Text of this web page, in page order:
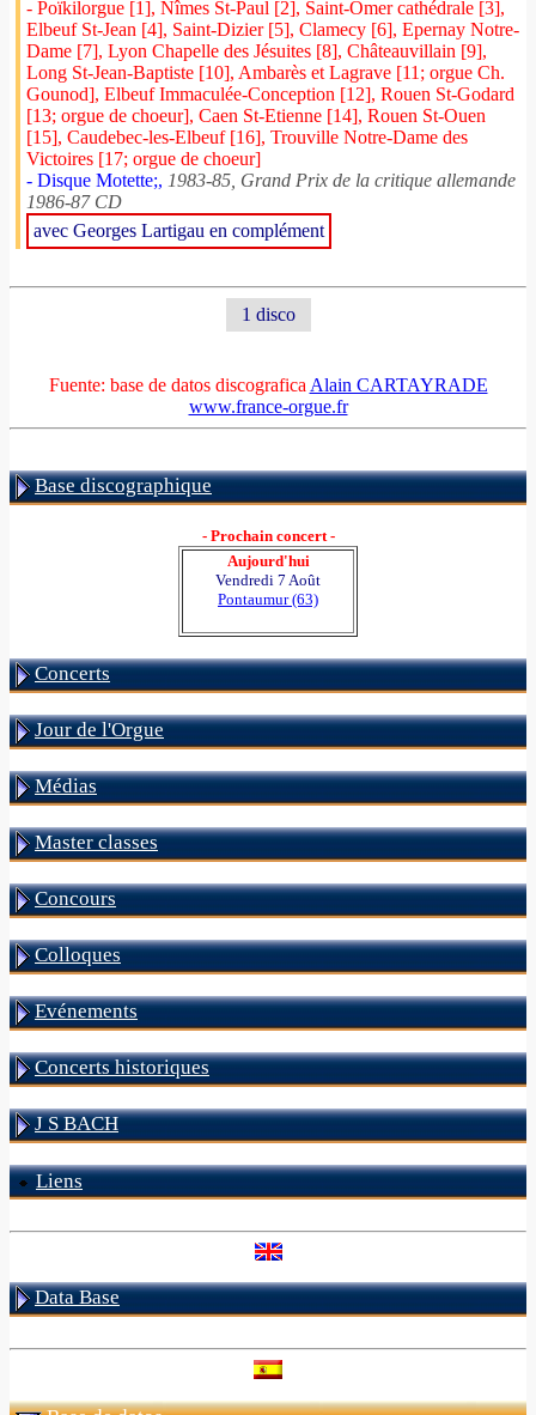
- Poïkilorgue [1], Nîmes St-Paul [2], Saint-Omer cathédrale [3],
Elbeuf St-Jean [4], Saint-Dizier [5], Clamecy [6], Epernay Notre-
Dame [7], Lyon Chapelle des Jésuites [8], Châteauvillain [9],
Long St-Jean-Baptiste [10], Ambarès et Lagrave [11; orgue Ch.
Gounod], Elbeuf Immaculée-Conception [12], Rouen St-Godard
[13; orgue de choeur], Caen St-Etienne [14], Rouen St-Ouen
[15], Caudebec-les-Elbeuf [16], Trouville Notre-Dame des
Victoires [17; orgue de choeur]
- Disque Motette;, 1983-85, Grand Prix de la critique allemande
1986-87 CD
avec Georges Lartigau en complément
1 disco
Fuente: base de datos discografica Alain CARTAYRADE
www.france-orgue.fr
Base discographique
- Prochain concert -
Aujourd'hui
Vendredi 7 Août
Pontaumur (63)
Concerts
Jour de l'Orgue
Médias
Master classes
Concours
Colloques
Evénements
Concerts historiques
J S BACH
Liens
Data Base